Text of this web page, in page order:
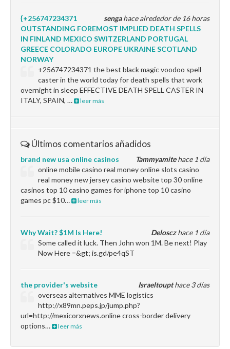
sengahace alrededor de 16 horas
{+256747234371
OUTSTANDING FOREMOST IMPLIED DEATH SPELLS
IN FINLAND MEXICO SWITZERLAND PORTUGAL
GREECE COLORADO EUROPE UKRAINE SCOTLAND
NORWAY
+256747234371 the best black magic voodoo spell
caster in the world today for death spells that work
overnight in sleep EFFECTIVE DEATH SPELL CASTER IN
ITALY, SPAIN, …
leer más
Últimos comentarios añadidos
Tammyamitehace 1 día
brand new usa online casinos
online mobile casino real money online slots casino
real money new jersey casino website top 30 online
casinos top 10 casino games for iphone top 10 casino
games pc $10…
leer más
Delosczhace 1 día
Why Wait? $1M Is Here!
Some called it luck. Then John won 1M. Be next! Play
Now Here =&gt; is.gd/pe4qST
Israeltoupthace 3 días
the provider's website
overseas alternatives MME logistics
http://x89mn.peps.jp/jump.php?
url=http://mexicorxnews.online cross-border delivery
options…
leer más